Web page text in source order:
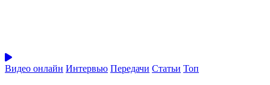
Видео онлайн Интервью Передачи Статьи Топ